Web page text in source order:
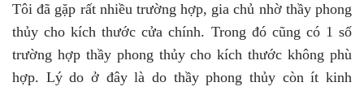
Tôi đã gặp rất nhiều trường hợp, gia chủ nhờ thầy phong
thủy cho kích thước cửa chính. Trong đó cũng có 1 số
trường hợp thầy phong thủy cho kích thước không phù
hợp. Lý do ở đây là do thầy phong thủy còn ít kinh